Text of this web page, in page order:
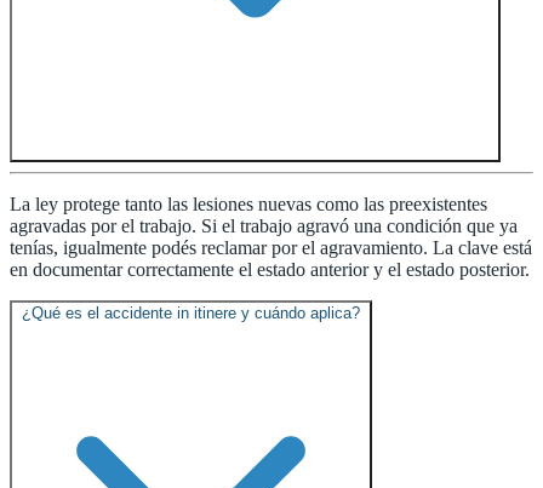
La ley protege tanto las lesiones nuevas como las preexistentes
agravadas por el trabajo. Si el trabajo agravó una condición que ya
tenías, igualmente podés reclamar por el agravamiento. La clave está
en documentar correctamente el estado anterior y el estado posterior.